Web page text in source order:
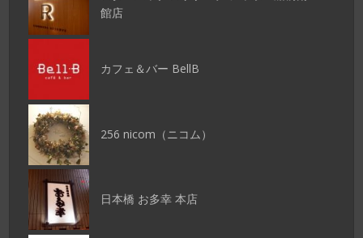
館店
カフェ＆バー BellB
256 nicom（ニコム）
日本橋 お多幸 本店